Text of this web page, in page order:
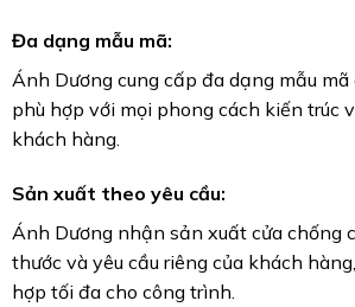
Đa dạng mẫu mã:
Ánh Dương cung cấp đa dạng mẫu mã
phù hợp với mọi phong cách kiến trúc
khách hàng.
Sản xuất theo yêu cầu:
Ánh Dương nhận sản xuất cửa chống
thước và yêu cầu riêng của khách
hợp tối đa cho công trình.